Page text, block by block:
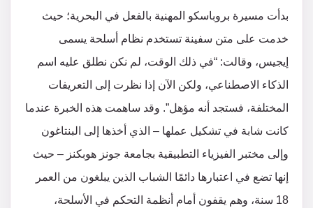
بدأت مسيرة بروباسكو المهنية بالفعل في البحرية؛ حيث
خدمت على متن سفينة تستخدم نظام أسلحة يسمى
إيجيس، وقالت: “في ذلك الوقت، لم نكن نطلق عليه اسم
الذكاء الاصطناعي، ولكن الآن إذا نظرت إلى التعريفات
المختلفة، فستجد أنه مؤهل”. وقد ساهمت هذه الخبرة عندما
كانت شابة في تشكيل عملها – الذي أخذها إلى البنتاغون
وإلى مختبر الفيزياء التطبيقية بجامعة جونز هوبكنز – حيث
إنها تضع في اعتبارها دائمًا الشباب الذين يبلغون من العمر
18 سنة، وهم يقفون أمام أنظمة التحكم في الأسلحة،